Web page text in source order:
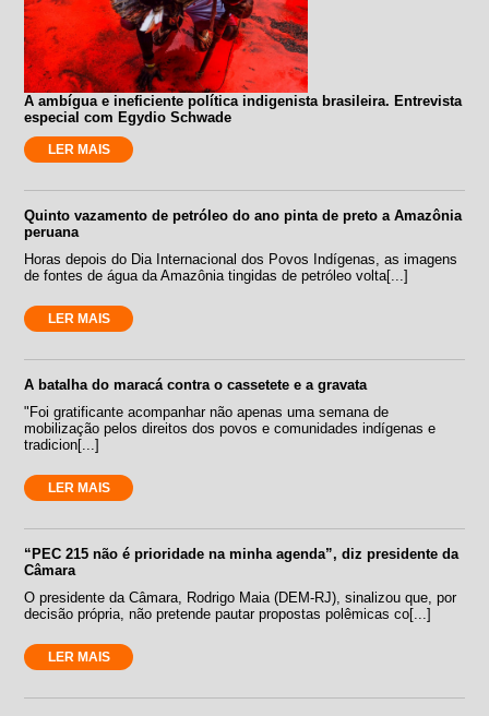
A ambígua e ineficiente política indigenista brasileira. Entrevista
especial com Egydio Schwade
LER MAIS
Quinto vazamento de petróleo do ano pinta de preto a Amazônia
peruana
Horas depois do Dia Internacional dos Povos Indígenas, as imagens
de fontes de água da Amazônia tingidas de petróleo volta[...]
LER MAIS
A batalha do maracá contra o cassetete e a gravata
"Foi gratificante acompanhar não apenas uma semana de
mobilização pelos direitos dos povos e comunidades indígenas e
tradicion[...]
LER MAIS
“PEC 215 não é prioridade na minha agenda”, diz presidente da
Câmara
O presidente da Câmara, Rodrigo Maia (DEM-RJ), sinalizou que, por
decisão própria, não pretende pautar propostas polêmicas co[...]
LER MAIS